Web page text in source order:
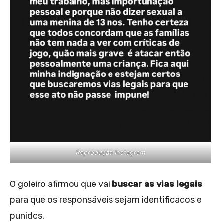
Reprodução Instagram
O goleiro afirmou que vai buscar as vias legais
para que os responsáveis sejam identificados e
punidos.